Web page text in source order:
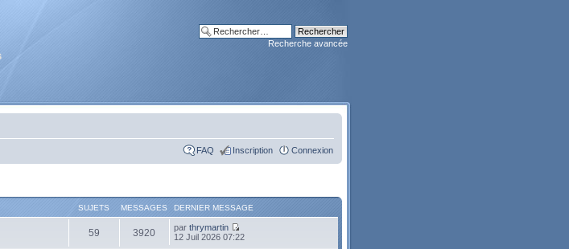
Recherche avancée
FAQ Inscription Connexion
SUJETS MESSAGES DERNIER MESSAGE
59 3920 parthrymartin
12 Juil 2026 07:22